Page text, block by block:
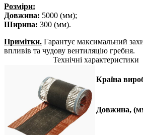
Розміри:
Довжина: 5000 (мм);
Ширина: 300 (мм).
Примітки. Гарантує максимальний
впливів та чудову вентиляцію гребня.
Технічні характеристики
Країна
Довжина,